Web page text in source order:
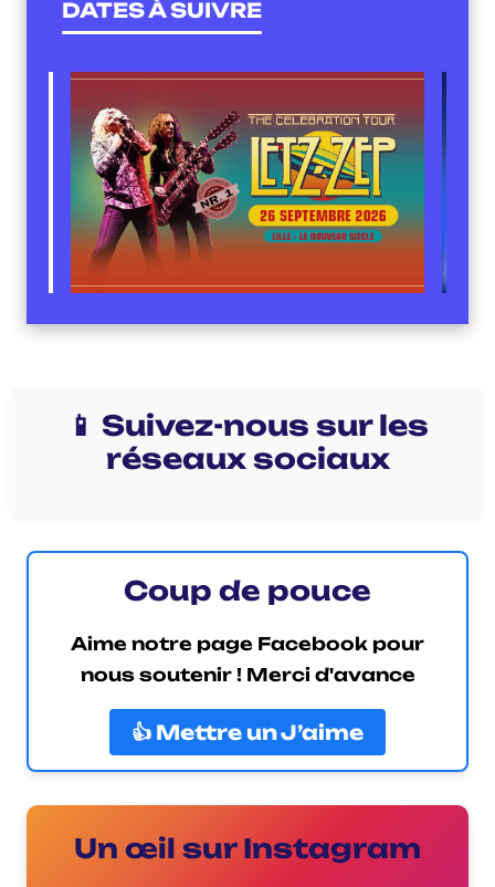
DATES À SUIVRE
📱 Suivez-nous sur les
réseaux sociaux
Coup de pouce
Aime notre page Facebook pour
nous soutenir ! Merci d'avance
👍 Mettre un J’aime
Un œil sur Instagram